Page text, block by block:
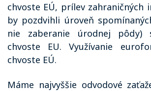
chvoste EÚ, prílev zahraničných
by pozdvihli úroveň
nie zaberanie úrodnej
chvoste EU. Využívanie
chvoste EÚ.
Máme najvyššie odvodové